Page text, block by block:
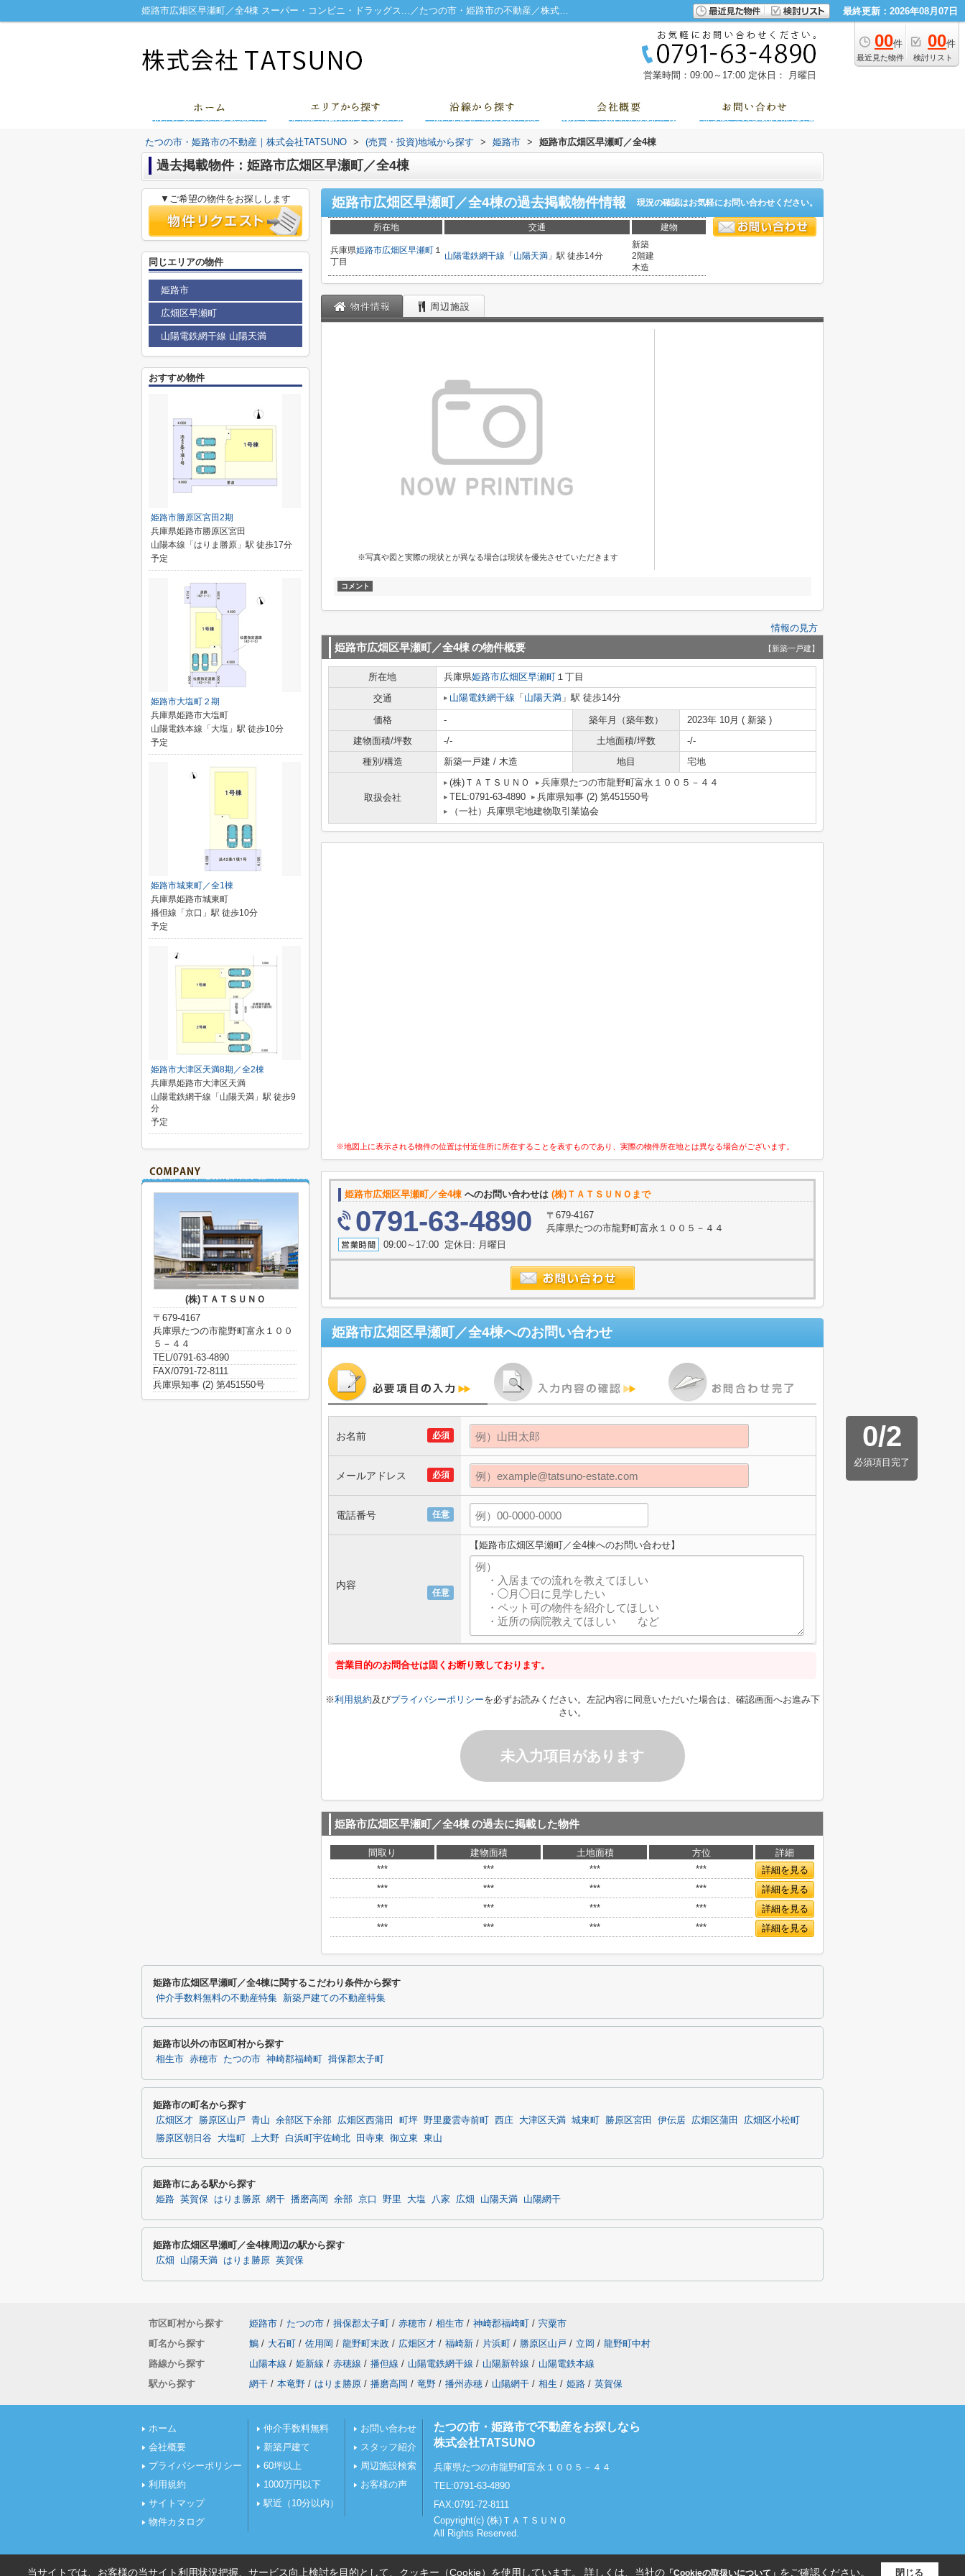
姫路市広畑区早瀬町／全4棟 スーパー・コンビニ・ドラッグス...／たつの市・姫路市の不動産／株式会社TATSUNO 最終更新：2026年08月07日
00件
最近見た物件
00件
検討リスト
営業時間：09:00～17:00 定休日： 月曜日
たつの市・姫路市の不動産｜株式会社TATSUNO > (売買・投資)地域から探す > 姫路市 > 姫路市広畑区早瀬町／全4棟
過去掲載物件：姫路市広畑区早瀬町／全4棟
姫路市広畑区早瀬町／全4棟の過去掲載物件情報 現況の確認はお気軽にお問い合わせください。
所在地 交通 建物
兵庫県姫路市広畑区早瀬町 １
丁目
山陽電鉄網干線 「 山陽天満 」駅 徒歩14分
新築
2階建
木造
物件情報 周辺施設
※写真や図と実際の現状とが異なる場合は現状を優先させていただきます
コメント
情報の見方
姫路市広畑区早瀬町／全4棟の物件概要 【新築一戸建】
所在地 兵庫県姫路市広畑区早瀬町 １丁目
交通
山陽電鉄網干線 「 山陽天満 」駅 徒歩14分
価格 - 築年月（築年数）
2023年 10月 ( 新築 )
建物面積/坪数
-/- 土地面積/坪数
-/-
種別/構造
新築一戸建 / 木造 地目 宅地
取扱会社
(株)ＴＡＴＳＵＮＯ
兵庫県たつの市龍野町富永１００５－４４
TEL:0791-63-4890
兵庫県知事 (2) 第451550号
（一社）兵庫県宅地建物取引業協会
※地図上に表示される物件の位置は付近住所に所在することを表すものであり、実際の物件所在地とは異なる場合がございます。
姫路市広畑区早瀬町／全4棟 へのお問い合わせは (株)ＴＡＴＳＵＮＯまで
0791-63-4890
〒679-4167
兵庫県たつの市龍野町富永１００５－４４
09:00～17:00 定休日: 月曜日
姫路市広畑区早瀬町／全4棟へのお問い合わせ
0/2
必須項目完了
必須
お名前
必須
メールアドレス
任意
電話番号
任意
内容
【姫路市広畑区早瀬町／全4棟へのお問い合わせ】
営業目的のお問合せは固くお断り致しております。
※利用規約及びプライバシーポリシーを必ずお読みください。左記内容に同意いただいた場合は、確認画面へお進み下
さい。
未入力項目があります
姫路市広畑区早瀬町／全4棟の過去に掲載した物件
間取り 建物面積 土地面積 方位
詳細
***
*** *** ***
詳細を見る
***
*** *** ***
詳細を見る
***
*** *** ***
詳細を見る
***
*** *** *** 詳細を見る
▼ご希望の物件をお探しします
同じエリアの物件
姫路市
広畑区早瀬町
山陽電鉄網干線 山陽天満
おすすめ物件
姫路市勝原区宮田2期
兵庫県姫路市勝原区宮田
山陽本線「はりま勝原」駅 徒歩17分
予定
姫路市大塩町２期
兵庫県姫路市大塩町
山陽電鉄本線「大塩」駅 徒歩10分
予定
姫路市城東町／全1棟
兵庫県姫路市城東町
播但線「京口」駅 徒歩10分
予定
姫路市大津区天満8期／全2棟
兵庫県姫路市大津区天満
山陽電鉄網干線「山陽天満」駅 徒歩9
分
予定
(株)ＴＡＴＳＵＮＯ
〒679-4167
兵庫県たつの市龍野町富永１００
５－４４
TEL/0791-63-4890
FAX/0791-72-8111
兵庫県知事 (2) 第451550号
姫路市広畑区早瀬町／全4棟に関するこだわり条件から探す
仲介手数料無料の不動産特集 新築戸建ての不動産特集
姫路市以外の市区町村から探す
相生市 赤穂市 たつの市 神崎郡福崎町 揖保郡太子町
姫路市の町名から探す
広畑区才 勝原区山戸 青山 余部区下余部 広畑区西蒲田 町坪 野里慶雲寺前町 西庄 大津区天満 城東町 勝原区宮田 伊伝居 広畑区蒲田
広畑区小松町
勝原区朝日谷
大塩町 上大野 白浜町宇佐崎北 田寺東 御立東 東山
姫路市にある駅から探す
姫路 英賀保 はりま勝原 網干 播磨高岡 余部 京口 野里 大塩 八家 広畑 山陽天満 山陽網干
姫路市広畑区早瀬町／全4棟周辺の駅から探す
広畑 山陽天満 はりま勝原 英賀保
市区町村から探す 姫路市 / たつの市 / 揖保郡太子町 / 赤穂市 / 相生市 / 神崎郡福崎町 / 宍粟市
町名から探す
鵤 / 大石町 / 佐用岡 / 龍野町末政 / 広畑区才 / 福崎新 / 片浜町 / 勝原区山戸 / 立岡 / 龍野町中村
路線から探す
山陽本線 / 姫新線 / 赤穂線 / 播但線 / 山陽電鉄網干線 / 山陽新幹線 / 山陽電鉄本線
駅から探す
網干 / 本竜野 / はりま勝原 / 播磨高岡 / 竜野 / 播州赤穂 / 山陽網干 / 相生 / 姫路 / 英賀保
ホーム
会社概要
プライバシーポリシー
利用規約
サイトマップ
物件カタログ
仲介手数料無料
新築戸建て
60坪以上
1000万円以下
駅近（10分以内）
お問い合わせ
スタッフ紹介
周辺施設検索
お客様の声
たつの市・姫路市で不動産をお探しなら
株式会社TATSUNO
兵庫県たつの市龍野町富永１００５－４４
TEL:0791-63-4890
FAX:0791-72-8111
Copyright(c) (株)ＴＡＴＳＵＮＯ
All Rights Reserved.
当サイトでは、お客様の当サイト利用状況把握、サービス向上検討を目的として、クッキー（Cookie）を使用しています。 詳しくは、当社の「Cookieの取扱いについて」 をご確認ください。 閉じる